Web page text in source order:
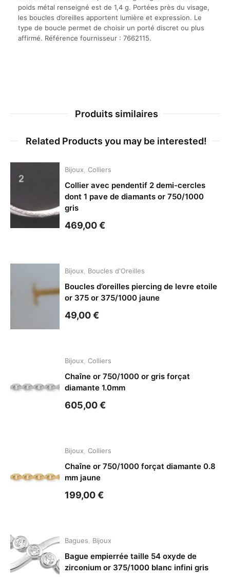
poids métal renseigné est de 1,4 g. Portées près du visage,
les boucles d’oreilles apportent lumière et expression. Le
type de boucle permet de choisir un porté discret ou plus
affirmé. Référence fournisseur : 7662115.
Produits similaires
Related Products you may be interested!
Bijoux Colliers
Collier avec pendentif 2 demi-cercles
dont 1 pave de diamants or 750/1000
gris
469,00€
Bijoux Boucles d'Oreilles
Boucles d’oreilles piercing de levre etoile
or 375 or 375/1000 jaune
49,00€
Bijoux Colliers
Chaîne or 750/1000 or gris forçat
diamante 1.0mm
605,00€
Bijoux Colliers
Chaîne or 750/1000 forçat diamante 0.8
mm jaune
199,00€
Bagues Bijoux
Bague empierrée taille 54 oxyde de
zirconium or 375/1000 blanc infini gris